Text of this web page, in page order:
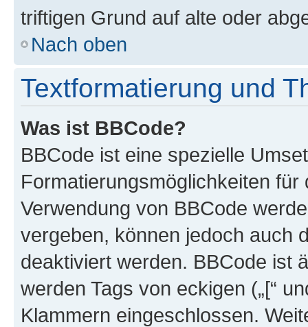
triftigen Grund auf alte oder
Nach oben
Textformatierung und
Was ist BBCode?
BBCode ist eine spezielle
Formatierungsmöglichkeiten
Verwendung von BBCode
vergeben, können jedoch auch
deaktiviert werden. BBCode ist
werden Tags von eckigen („[“
Klammern eingeschlossen.